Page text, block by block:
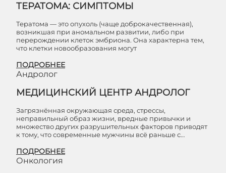
ТЕРАТОМА: СИМПТОМЫ
Тератома — это опухоль (чаще доброкачественная),
возникшая при аномальном развитии, либо при
перерождении клеток эмбриона. Она характерна тем,
что клетки новообразования могут
ПОДРОБНЕЕ
Андролог
МЕДИЦИНСКИЙ ЦЕНТР АНДРОЛОГ
Загрязнённая окружающая среда, стрессы,
неправильный образ жизни, вредные привычки и
множество других разрушительных факторов приводят
к тому, что современные мужчины всё раньше с…
ПОДРОБНЕЕ
Онкология